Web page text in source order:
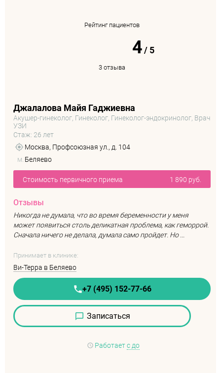
Рейтинг пациентов
4/5
3 отзыва
Джалалова Майя Гаджиевна
Акушер-гинеколог, Гинеколог, Гинеколог-эндокринолог, Врач
УЗИ
Стаж: 26 лет
Москва, Профсоюзная ул., д. 104
м. Беляево
Стоимость первичного приема 1 890 руб.
Отзывы
Никогда не думала, что во время беременности у меня
может появиться столь деликатная проблема, как геморрой.
Сначала ничего не делала, думала само пройдет. Но ...
Принимает в клинике:
Ви-Терра в Беляево
+7 (495) 152-77-66
Записаться
Работает с до